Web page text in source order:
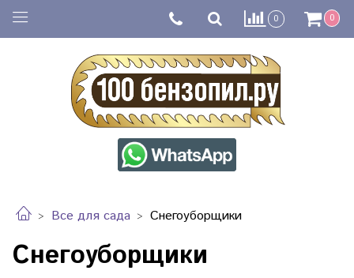
0 0
Все для сада Снегоуборщики
Снегоуборщики